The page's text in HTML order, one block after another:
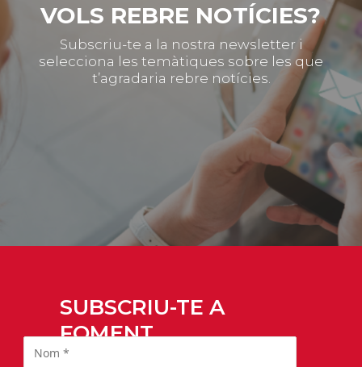
VOLS REBRE NOTÍCIES?
Subscriu-te a la nostra newsletter i
selecciona les temàtiques sobre les que
t’agradaria rebre notícies.
SUBSCRIU-TE A
FOMENT